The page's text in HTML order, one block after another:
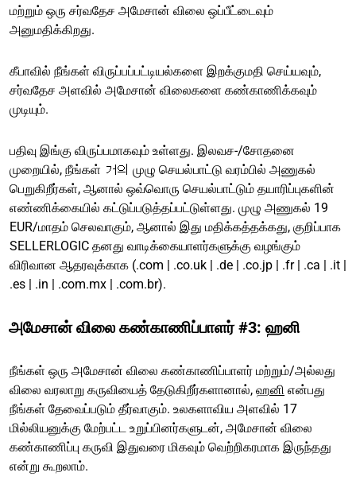
மற்றும் ஒரு சர்வதேச அமேசான் விலை ஒப்பீட்டைவும்
அனுமதிக்கிறது.
கீபாவில் நீங்கள் விருப்பப்பட்டியல்களை இறக்குமதி செய்யவும்,
சர்வதேச அளவில் அமேசான் விலைகளை கண்காணிக்கவும்
முடியும்.
பதிவு இங்கு விருப்பமாகவும் உள்ளது. இலவச-/சோதனை
முறையில், நீங்கள் 거의 முழு செயல்பாட்டு வரம்பில் அணுகல்
பெறுகிறீர்கள், ஆனால் ஒவ்வொரு செயல்பாட்டும் தயாரிப்புகளின்
எண்ணிக்கையில் கட்டுப்படுத்தப்பட்டுள்ளது. முழு அணுகல் 19
EUR/மாதம் செலவாகும், ஆனால் இது மதிக்கத்தக்கது, குறிப்பாக
SELLERLOGIC தனது வாடிக்கையாளர்களுக்கு வழங்கும்
விரிவான ஆதரவுக்காக (.com | .co.uk | .de | .co.jp | .fr | .ca | .it |
.es | .in | .com.mx | .com.br).
அமேசான் விலை கண்காணிப்பாளர் #3: ஹனி
நீங்கள் ஒரு அமேசான் விலை கண்காணிப்பாளர் மற்றும்/அல்லது
விலை வரலாறு கருவியைத் தேடுகிறீர்களானால், ஹனி என்பது
நீங்கள் தேவைப்படும் தீர்வாகும். உலகளாவிய அளவில் 17
மில்லியனுக்கு மேற்பட்ட உறுப்பினர்களுடன், அமேசான் விலை
கண்காணிப்பு கருவி இதுவரை மிகவும் வெற்றிகரமாக இருந்தது
என்று கூறலாம்.